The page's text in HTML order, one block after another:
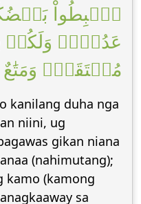
ٱهۡبِطُواْ
عَدُوّٞۖ وَلَكُمۡ
مُسۡتَقَرّٞ وَمَتَٰعٌ
kanilang duha nga
niini, ug
gikan niana
(nahimutang);
kamo (kamong
sa